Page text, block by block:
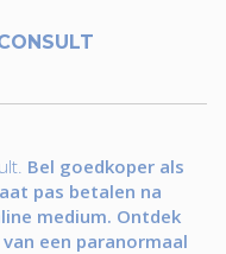
Bel goedkoper als
pas betalen na
medium. Ontdek
een paranormaal